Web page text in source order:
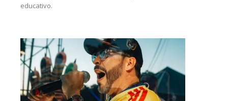
educativo.